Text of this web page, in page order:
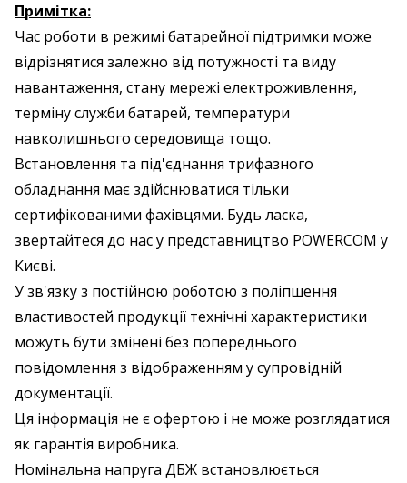
Примітка:
Час роботи в режимі батарейної підтримки може
відрізнятися залежно від потужності та виду
навантаження, стану мережі електроживлення,
терміну служби батарей, температури
навколишнього середовища тощо.
Встановлення та під'єднання трифазного
обладнання має здійснюватися тільки
сертифікованими фахівцями. Будь ласка,
звертайтеся до нас у представництво POWERCOM у
Києві.
У зв'язку з постійною роботою з поліпшення
властивостей продукції технічні характеристики
можуть бути змінені без попереднього
повідомлення з відображенням у супровідній
документації.
Ця інформація не є офертою і не може розглядатися
як гарантія виробника.
Номінальна напруга ДБЖ встановлюється